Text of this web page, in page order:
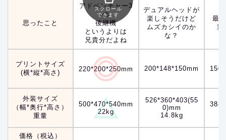
思ったこと
アドベンチャー3
の
後継機
というよりは
兄貴分だよね
デュアルヘッドが
楽しそうだけど
ムズカシイのか
な？
最
迷
プリントサイズ
(横*縦*高さ)
220*200*250mm 200*148*150mm
外装サイズ
（幅*奥行*高さ）
重量
500*470*540mm
22kg
526*360*403(55
0)mm
14.8kg
価格（税込）
スクロール
できます